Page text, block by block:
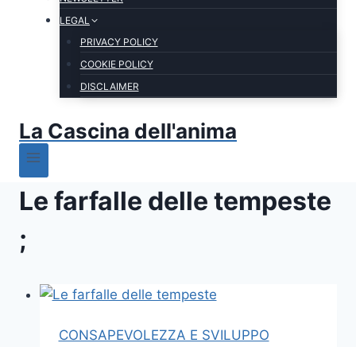
LEGAL
PRIVACY POLICY
COOKIE POLICY
DISCLAIMER
La Cascina dell'anima
Le farfalle delle tempeste
;
CONSAPEVOLEZZA E SVILUPPO